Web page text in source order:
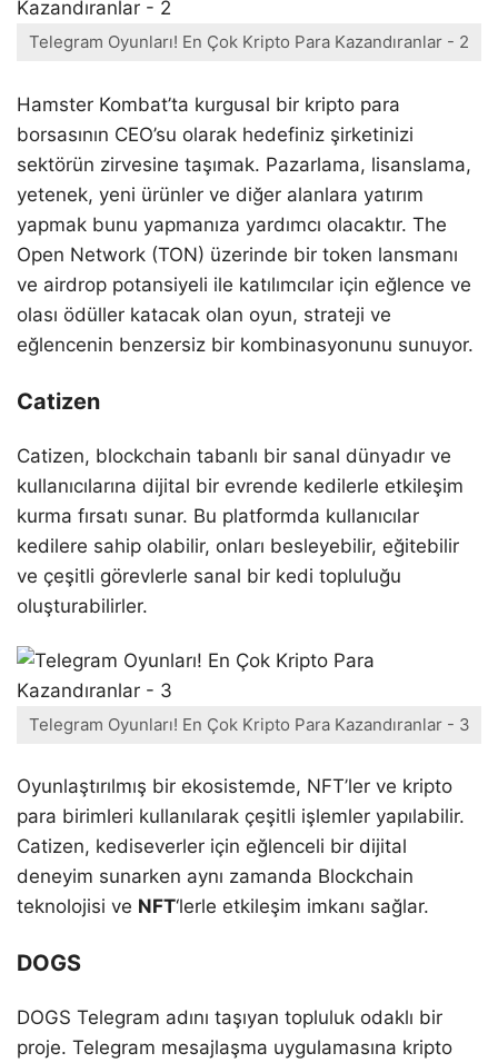
Telegram Oyunları! En Çok Kripto Para Kazandıranlar - 2
Hamster Kombat’ta kurgusal bir kripto para
borsasının CEO’su olarak hedefiniz şirketinizi
sektörün zirvesine taşımak. Pazarlama, lisanslama,
yetenek, yeni ürünler ve diğer alanlara yatırım
yapmak bunu yapmanıza yardımcı olacaktır. The
Open Network (TON) üzerinde bir token lansmanı
ve airdrop potansiyeli ile katılımcılar için eğlence ve
olası ödüller katacak olan oyun, strateji ve
eğlencenin benzersiz bir kombinasyonunu sunuyor.
Catizen
Catizen, blockchain tabanlı bir sanal dünyadır ve
kullanıcılarına dijital bir evrende kedilerle etkileşim
kurma fırsatı sunar. Bu platformda kullanıcılar
kedilere sahip olabilir, onları besleyebilir, eğitebilir
ve çeşitli görevlerle sanal bir kedi topluluğu
oluşturabilirler.
Telegram Oyunları! En Çok Kripto Para Kazandıranlar - 3
Oyunlaştırılmış bir ekosistemde, NFT’ler ve kripto
para birimleri kullanılarak çeşitli işlemler yapılabilir.
Catizen, kediseverler için eğlenceli bir dijital
deneyim sunarken aynı zamanda Blockchain
teknolojisi ve NFT‘lerle etkileşim imkanı sağlar.
DOGS
DOGS Telegram adını taşıyan topluluk odaklı bir
proje. Telegram mesajlaşma uygulamasına kripto